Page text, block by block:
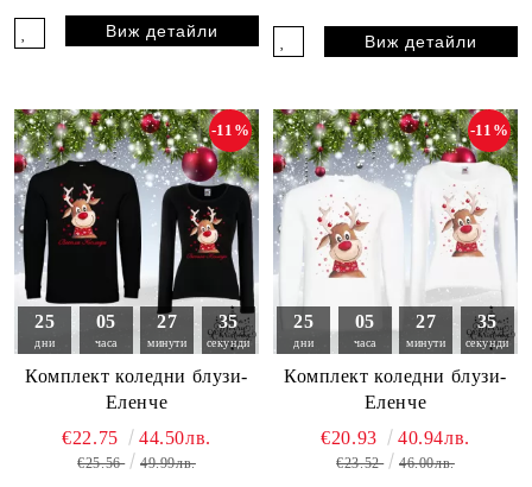
Виж детайли
Виж детайли
25
дни
05
часа
27
минути
33
секунди
Комплект коледни блузи-
Еленче
-11%
€22.75 44.50лв.
€25.56 49.99лв.
25
дни
05
часа
27
минути
33
секунди
Комплект коледни блузи-
Еленче
-11%
€20.93 40.94лв.
€23.52 46.00лв.